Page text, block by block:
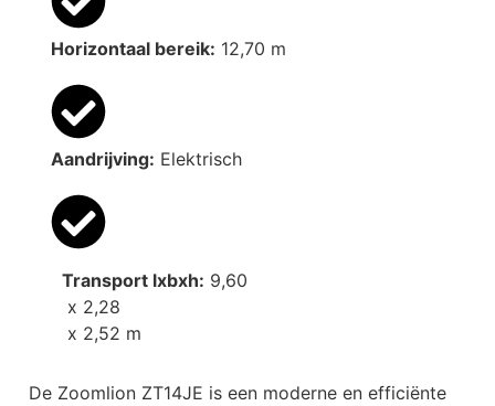
Horizontaal bereik: 12,70 m
Aandrijving: Elektrisch
Transport lxbxh: 9,60
x 2,28
x 2,52 m
De Zoomlion ZT14JE is een moderne en efficiënte